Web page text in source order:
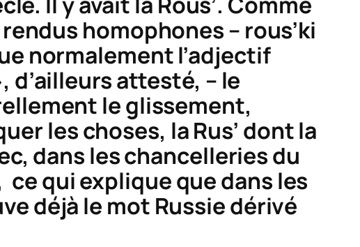
homophones – rous’ki
normalement l’adjectif
d’ailleurs attesté, – le
le glissement,
les choses, laRus’ dont la
dans les chancelleries du
ce qui explique que dans les
déjà le mot Russiedérivé